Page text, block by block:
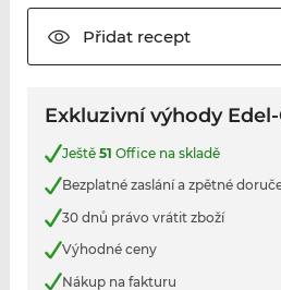
Přidatrecept
Exkluzivní výhody
Ještě 51 Office na skladě
Bezplatné zaslání a zpětné
30 dnů právo vrátit zboží
Výhodné ceny
Nákup na fakturu